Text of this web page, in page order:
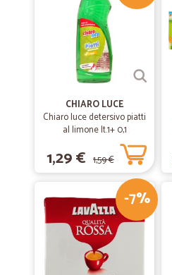
CHIARO LUCE
Chiaro luce detersivo piatti
al limone lt.1+ 0,1
1,29 € 1,59 €
-7%